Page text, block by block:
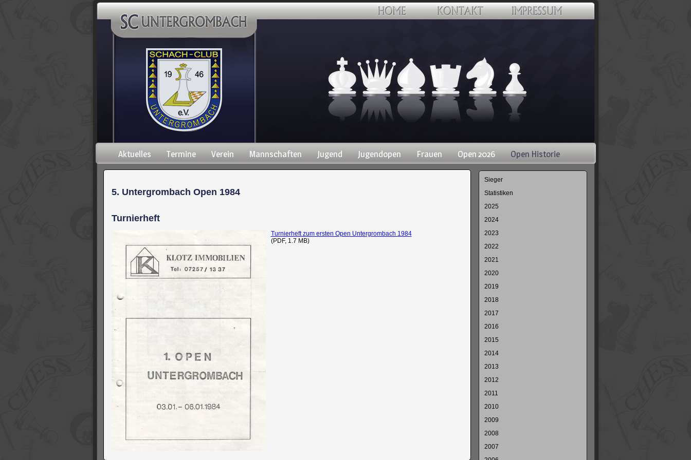
Navigation
überspringen
Aktuelles Termine Verein Mannschaften Jugend Jugendopen Frauen Open 2026 Open Historie
5. Untergrombach Open 1984
Turnierheft
Turnierheft zum ersten Open Untergrombach 1984
(PDF, 1.7 MB)
Navigation
Sieger
Statistiken
2025
2024
2023
2022
2021
2020
2019
2018
2017
2016
2015
2014
2013
2012
2011
2010
2009
2008
2007